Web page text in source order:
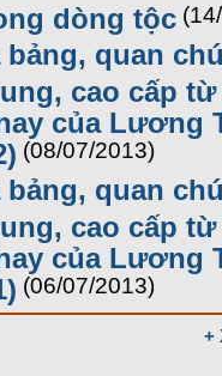
dòng tộc
bảng, quan
cao cấp
của Lương
(08/07/2013)
bảng, quan
cao cấp
của Lương
(06/07/2013)
+